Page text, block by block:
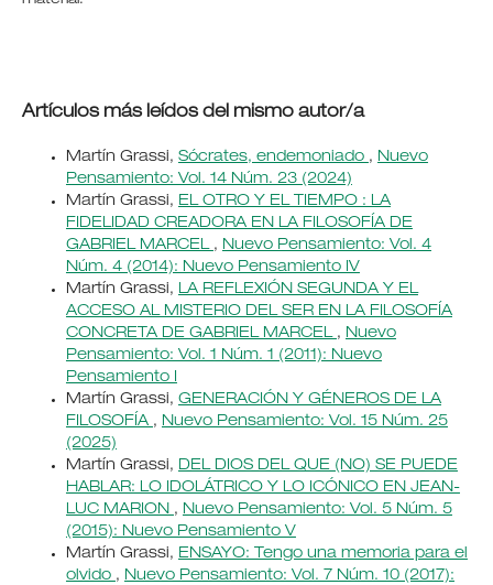
Artículos más leídos del mismo autor/a
Martín Grassi, Sócrates, endemoniado , Nuevo
Pensamiento: Vol. 14 Núm. 23 (2024)
Martín Grassi, EL OTRO Y EL TIEMPO : LA
FIDELIDAD CREADORA EN LA FILOSOFÍA DE
GABRIEL MARCEL , Nuevo Pensamiento: Vol. 4
Núm. 4 (2014): Nuevo Pensamiento IV
Martín Grassi, LA REFLEXIÓN SEGUNDA Y EL
ACCESO AL MISTERIO DEL SER EN LA FILOSOFÍA
CONCRETA DE GABRIEL MARCEL , Nuevo
Pensamiento: Vol. 1 Núm. 1 (2011): Nuevo
Pensamiento I
Martín Grassi, GENERACIÓN Y GÉNEROS DE LA
FILOSOFÍA , Nuevo Pensamiento: Vol. 15 Núm. 25
(2025)
Martín Grassi, DEL DIOS DEL QUE (NO) SE PUEDE
HABLAR: LO IDOLÁTRICO Y LO ICÓNICO EN JEAN-
LUC MARION , Nuevo Pensamiento: Vol. 5 Núm. 5
(2015): Nuevo Pensamiento V
Martín Grassi, ENSAYO: Tengo una memoria para el
olvido , Nuevo Pensamiento: Vol. 7 Núm. 10 (2017):